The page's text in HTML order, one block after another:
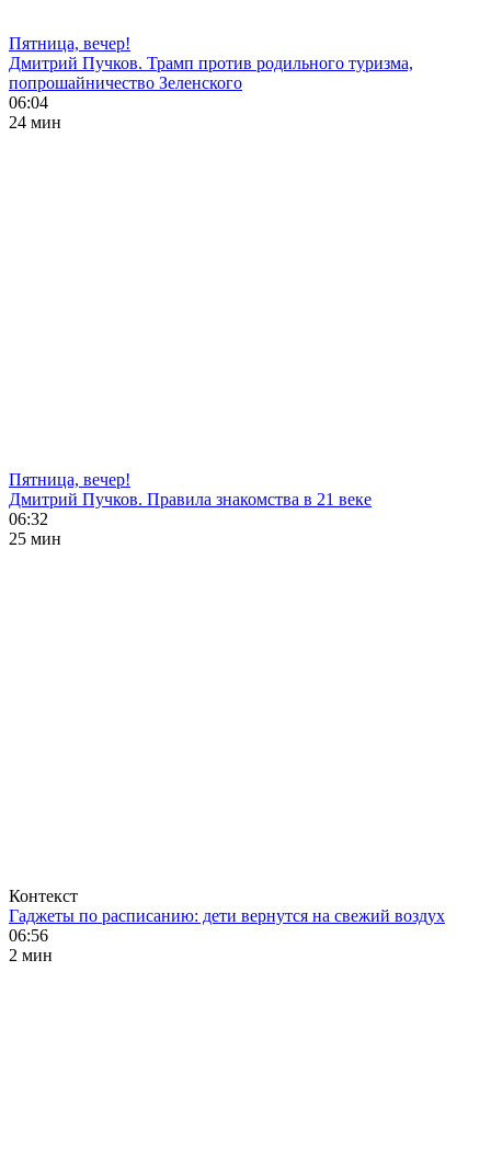
Пятница, вечер!
Дмитрий Пучков. Трамп против родильного туризма,
попрошайничество Зеленского
06:04
24 мин
Пятница, вечер!
Дмитрий Пучков. Правила знакомства в 21 веке
06:32
25 мин
Контекст
Гаджеты по расписанию: дети вернутся на свежий воздух
06:56
2 мин